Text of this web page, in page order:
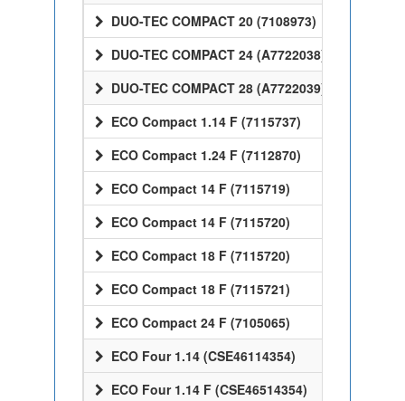
DUO-TEC COMPACT 20 (7108973)
DUO-TEC COMPACT 24 (A7722038)
DUO-TEC COMPACT 28 (A7722039)
ECO Compact 1.14 F (7115737)
ECO Compact 1.24 F (7112870)
ECO Compact 14 F (7115719)
ECO Compact 14 F (7115720)
ECO Compact 18 F (7115720)
ECO Compact 18 F (7115721)
ECO Compact 24 F (7105065)
ECO Four 1.14 (CSE46114354)
ECO Four 1.14 F (CSE46514354)